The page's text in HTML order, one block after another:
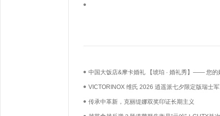
中国大饭店&摩卡婚礼 【琥珀 · 婚礼秀】—— 您的
礼，我们用心如己
VICTORINOX 维氏 2026 逍遥派七夕限定版瑞士
漫上市——凝萃瑞士匠心，赴约月书赤绳
传承中革新，克丽缇娜双奖印证长期主义